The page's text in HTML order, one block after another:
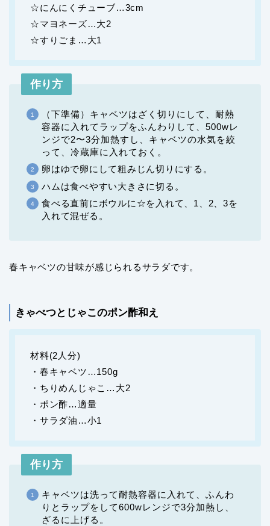
☆にんにくチューブ…3cm
☆マヨネーズ…大2
☆すりごま…大1
作り方
（下準備）キャベツはざく切りにして、耐熱
容器に入れてラップをふんわりして、500wレ
ンジで2〜3分加熱すし、キャベツの水気を絞
って、冷蔵庫に入れておく。
卵はゆで卵にして粗みじん切りにする。
ハムは食べやすい大きさに切る。
食べる直前にボウルに☆を入れて、1、2、3を
入れて混ぜる。
春キャベツの甘味が感じられるサラダです。
きゃべつとじゃこのポン酢和え
材料(2人分)
・春キャベツ…150g
・ちりめんじゃこ…大2
・ポン酢…適量
・サラダ油…小1
作り方
キャベツは洗って耐熱容器に入れて、ふんわ
りとラップをして600wレンジで3分加熱し、
ざるに上げる。